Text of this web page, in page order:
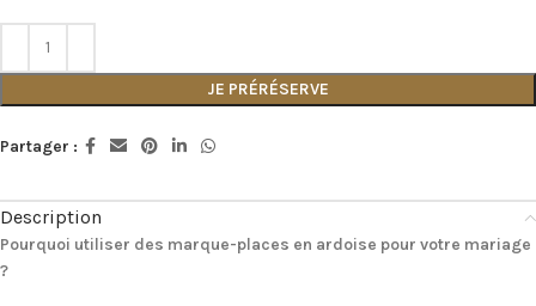
JE PRÉRÉSERVE
Partager :
Description
Pourquoi utiliser des marque-places en ardoise pour votre mariage
?